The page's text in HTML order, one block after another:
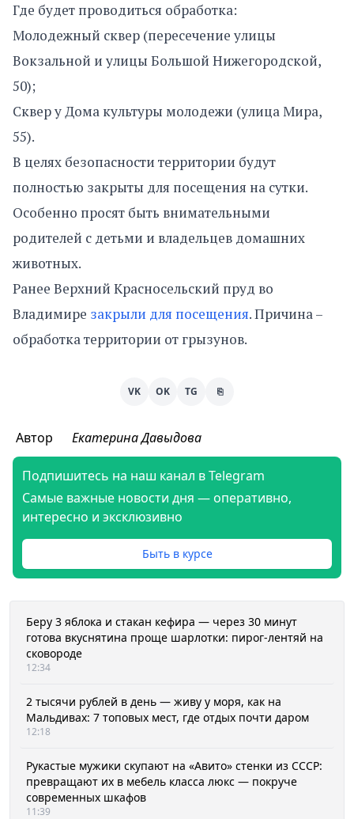
Где будет проводиться обработка:
Молодежный сквер (пересечение улицы
Вокзальной и улицы Большой Нижегородской,
50);
Сквер у Дома культуры молодежи (улица Мира,
55).
В целях безопасности территории будут
полностью закрыты для посещения на сутки.
Особенно просят быть внимательными
родителей с детьми и владельцев домашних
животных.
Ранее Верхний Красносельский пруд во
Владимире закрыли для посещения. Причина –
обработка территории от грызунов.
VK OK TG ⎘
Автор Екатерина Давыдова
Подпишитесь на наш канал в Telegram
Самые важные новости дня — оперативно,
интересно и эксклюзивно
Быть в курсе
Беру 3 яблока и стакан кефира — через 30 минут
готова вкуснятина проще шарлотки: пирог-лентяй на
сковороде
12:34
2 тысячи рублей в день — живу у моря, как на
Мальдивах: 7 топовых мест, где отдых почти даром
12:18
Рукастые мужики скупают на «Авито» стенки из СССР:
превращают их в мебель класса люкс — покруче
современных шкафов
11:39